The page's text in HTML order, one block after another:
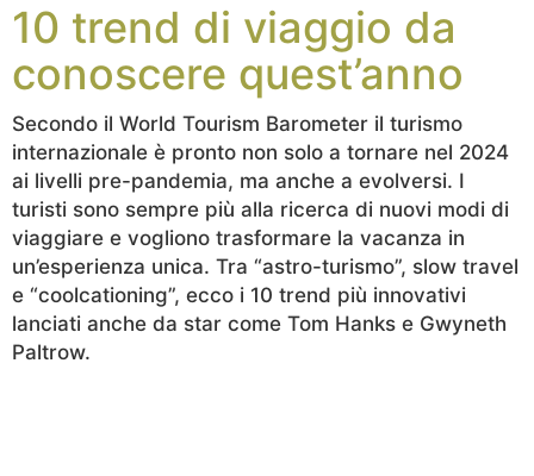
10 trend di viaggio da
conoscere quest’anno
Secondo il World Tourism Barometer il turismo
internazionale è pronto non solo a tornare nel 2024
ai livelli pre-pandemia, ma anche a evolversi. I
turisti sono sempre più alla ricerca di nuovi modi di
viaggiare e vogliono trasformare la vacanza in
un’esperienza unica. Tra “astro-turismo”, slow travel
e “coolcationing”, ecco i 10 trend più innovativi
lanciati anche da star come Tom Hanks e Gwyneth
Paltrow.